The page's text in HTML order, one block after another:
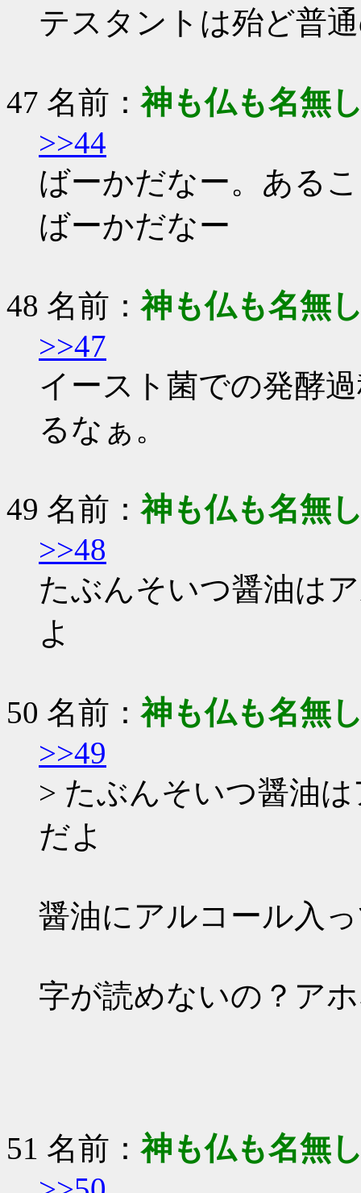
テスタントは殆ど普
47 名前：神も仏も名無
>>44
ばーかだなー。ある
ばーかだなー
48 名前：神も仏も名無
>>47
イースト菌での発酵
るなぁ。
49 名前：神も仏も名無
>>48
たぶんそいつ醤油は
よ
50 名前：神も仏も名無
>>49
> たぶんそいつ醤油
だよ
醤油にアルコール入
字が読めないの？ア
51 名前：神も仏も名無